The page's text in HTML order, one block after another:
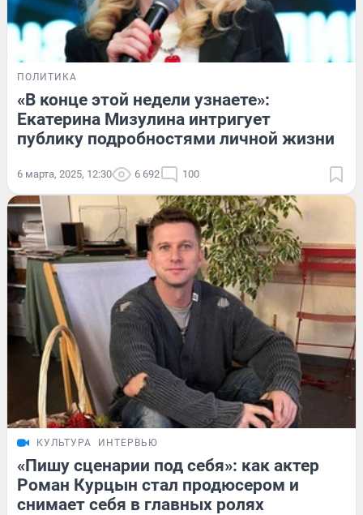
ПОЛИТИКА
«В конце этой недели узнаете»:
Екатерина Мизулина интригует
публику подробностями личной жизни
6 марта, 2025, 12:30 6 692 100
КУЛЬТУРА ИНТЕРВЬЮ
«Пишу сценарии под себя»: как актер
Роман Курцын стал продюсером и
снимает себя в главных ролях